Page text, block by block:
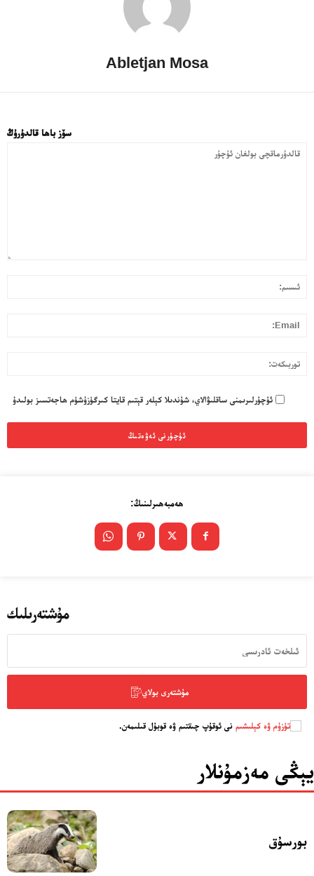
Abletjan Mosa
سۆز باھا قالدۇرۇڭ
ئۇچۇرلىرىمنى ساقلىۋالاي، شۇندىلا كېلەر قېتىم قايتا كىرگۈزۈشۈم ھاجەتسىز بولىدۇ
ھەمبەھىرلىنىڭ:
مۇشتەرىلىك
مۇشتەرى بولاي
تۈزۈم ۋە كېلىشىم نى ئوقۇپ چىقتىم ۋە قوبۇل قىلىمەن.
يېڭى مەزمۇنلار
بورسۇق